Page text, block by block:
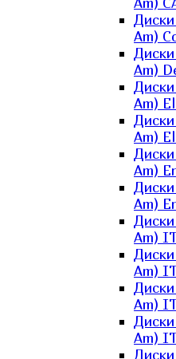
Am)
Am)
Am)
Am)
Am)
Am)
Am)
Am)
Am)
Am)